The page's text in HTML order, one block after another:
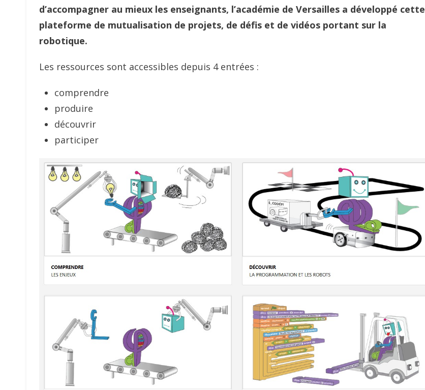
d’accompagner au mieux les enseignants, l’académie de Versailles a développé cette
plateforme de mutualisation de projets, de défis et de vidéos portant sur la
robotique.
Les ressources sont accessibles depuis 4 entrées :
comprendre
produire
découvrir
participer